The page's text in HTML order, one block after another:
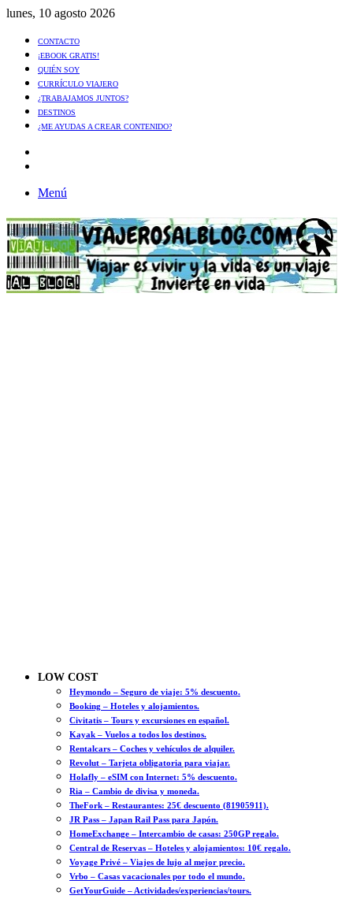
lunes, 10 agosto 2026
CONTACTO
¡EBOOK GRATIS!
QUIÉN SOY
CURRÍCULO VIAJERO
¿TRABAJAMOS JUNTOS?
DESTINOS
¿ME AYUDAS A CREAR CONTENIDO?
Menú
LOW COST
Heymondo – Seguro de viaje: 5% descuento.
Booking – Hoteles y alojamientos.
Civitatis – Tours y excursiones en español.
Kayak – Vuelos a todos los destinos.
Rentalcars – Coches y vehículos de alquiler.
Revolut – Tarjeta obligatoria para viajar.
Holafly – eSIM con Internet: 5% descuento.
Ria – Cambio de divisa y moneda.
TheFork – Restaurantes: 25€ descuento (81905911).
JR Pass – Japan Rail Pass para Japón.
HomeExchange – Intercambio de casas: 250GP regalo.
Central de Reservas – Hoteles y alojamientos: 10€ regalo.
Voyage Privé – Viajes de lujo al mejor precio.
Vrbo – Casas vacacionales por todo el mundo.
GetYourGuide – Actividades/experiencias/tours.